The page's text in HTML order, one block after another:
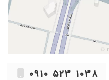
۰۹۱۰ ۵۲۳ ۱۰۳۸